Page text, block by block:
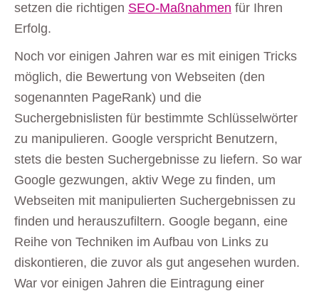
setzen die richtigen SEO-Maßnahmen für Ihren
Erfolg.
Noch vor einigen Jahren war es mit einigen Tricks
möglich, die Bewertung von Webseiten (den
sogenannten PageRank) und die
Suchergebnislisten für bestimmte Schlüsselwörter
zu manipulieren. Google verspricht Benutzern,
stets die besten Suchergebnisse zu liefern. So war
Google gezwungen, aktiv Wege zu finden, um
Webseiten mit manipulierten Suchergebnissen zu
finden und herauszufiltern. Google begann, eine
Reihe von Techniken im Aufbau von Links zu
diskontieren, die zuvor als gut angesehen wurden.
War vor einigen Jahren die Eintragung einer